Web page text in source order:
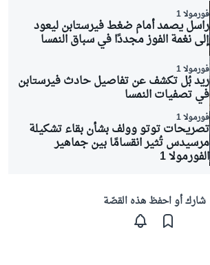
فورمولا 1
راسل يصمد أمام ضغط فيرستابن ليعود
إلى نغمة الفوز مجددًا في سباق النمسا
فورمولا 1
ريد بُل تكشف عن تفاصيل حادث فيرستابن
في تصفيات النمسا
فورمولا 1
تصريحات توتو وولف بشأن بقاء تشكيلة
مرسيدس تُثير انقسامًا بين جماهير
الفورمولا 1
شارك أو احفظ هذه القصّة